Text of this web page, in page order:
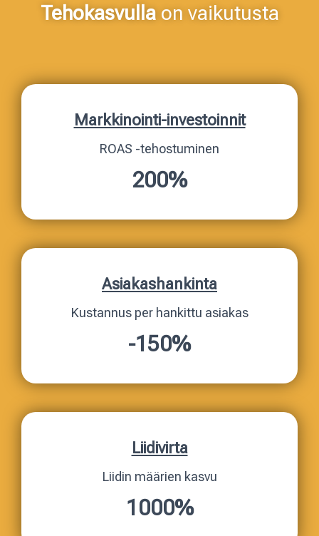
Tehokasvullaon vaikutusta
Markkinointi-investoinnit
ROAS -tehostuminen
200%
Asiakashankinta
Kustannus per hankittu asiakas
-150%
Liidivirta
Liidin määrien kasvu
1000%